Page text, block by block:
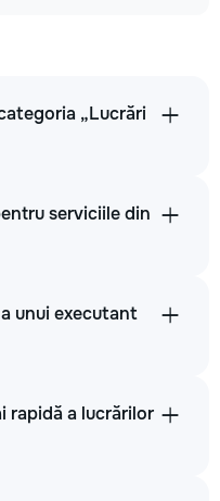
„Lucrări
serviciile din
unui executant
rapidă a lucrărilor